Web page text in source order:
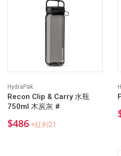
HydraPak
Recon Clip & Carry 水瓶
750ml 木炭灰 #
$486 +紅利21